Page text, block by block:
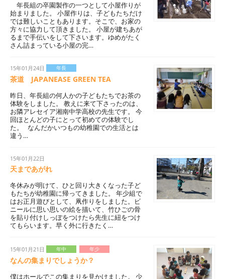
年長組の卒園製作の一つとして小屋作りが
始まりました。 小屋作りは、子どもたちだけ
では難しいこともあります。そこで、お家の
方々に協力して頂きました。 小屋が建ちあが
るまで手伝いをして下さいます。ゆめがたく
さん詰まっている小屋の完…
15年01月24日 年長
茶道 JAPANEASE GREEN TEA
昨日、年長組の何人かの子どもたちでお茶の
体験をしました。 教えに来て下さったのは、
お隣アレセイア湘南中学高校の先生です。 今
回ほとんどの子にとって初めての体験でし
た。 なんだかいつもの幼稚園での生活とは
違う…
15年01月22日
天まであがれ
冬休みが明けて、ひと回り大きくなった子ど
もたちが幼稚園に帰ってきました。 年少組で
はお正月遊びとして、凧作りをしました。ビ
ニールに思い思いの絵を描いて、竹ひごの骨
を貼り付けしっぽをつけたら先生に紐をつけ
てもらいます。早く外に行きたく…
15年01月21日 年中 年少
なんの集まりでしょうか？
僕はホールでこの集まりを見かけました。 少